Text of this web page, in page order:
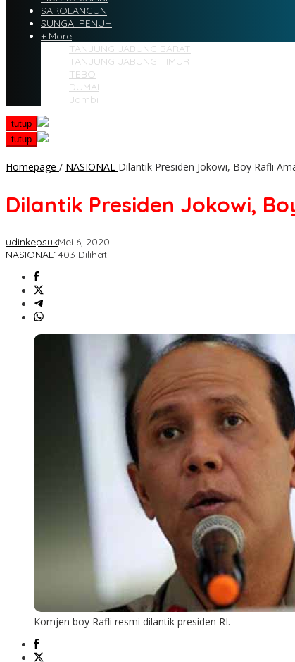
SAROLANGUN
SUNGAI PENUH
+ More
TANJUNG JABUNG BARAT
TANJUNG JABUNG TIMUR
TEBO
DUMAI
Jambi
tutup
tutup
Homepage / NASIONAL Dilantik Presiden Jokowi, Boy Rafli
Dilantik Presiden Jokowi,
udinkepsukMei 6, 2020
NASIONAL1403 Dilihat
Komjen boy Rafli resmi dilantik presiden RI.